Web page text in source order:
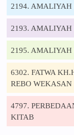
2194. AMALIYAH
2193. AMALIYAH
2195. AMALIYAH
6302. FATWA
REBO WEKASAN
4797.
KITAB